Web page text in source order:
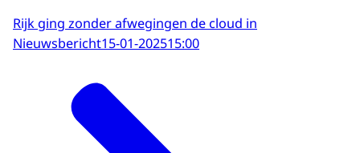
Rijk ging zonder afwegingen de cloud in
Nieuwsbericht15-01-202515:00